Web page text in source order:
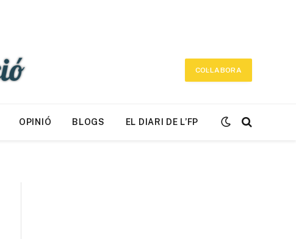
COL·LABORA
OPINIÓ BLOGS EL DIARI DE L’FP